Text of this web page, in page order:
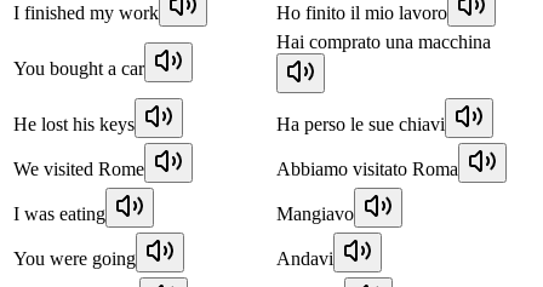
I finished my work Ho finito il mio lavoro
You bought a car
Hai comprato una macchina
He lost his keys Ha perso le sue chiavi
We visited Rome Abbiamo visitato Roma
I was eating Mangiavo
You were going Andavi